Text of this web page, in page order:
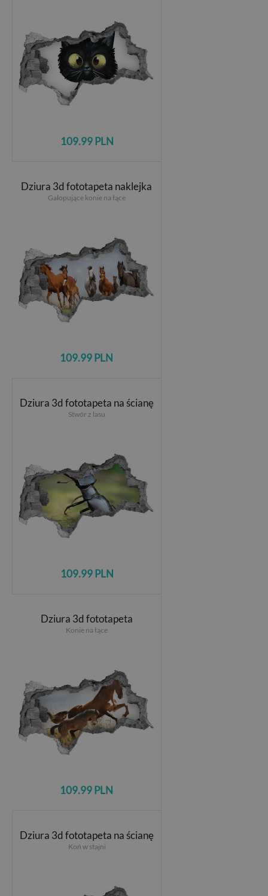
109.99 PLN
Dziura 3d fototapeta naklejka
Galopujące konie na łące
109.99 PLN
Dziura 3d fototapeta na ścianę
Stwór z lasu
109.99 PLN
Dziura 3d fototapeta
Konie na łące
109.99 PLN
Dziura 3d fototapeta na ścianę
Koń w stajni